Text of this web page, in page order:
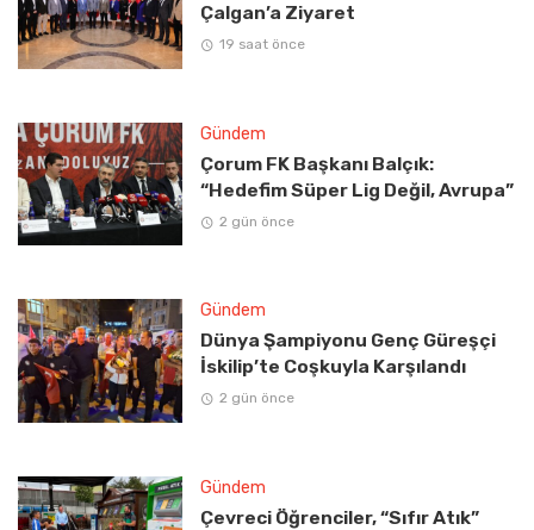
Çalgan’a Ziyaret
19 saat önce
Gündem
Çorum FK Başkanı Balçık:
“Hedefim Süper Lig Değil, Avrupa”
2 gün önce
Gündem
Dünya Şampiyonu Genç Güreşçi
İskilip’te Coşkuyla Karşılandı
2 gün önce
Gündem
Çevreci Öğrenciler, “Sıfır Atık”